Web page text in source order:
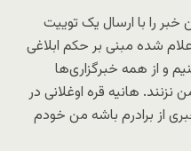
خبر را با ارسال یک توییت
شده مبنی بر حکم ابلاغی
و از همه خبرگزاری‌ها
هانیه قره اوغلانی در
از برادرم باشه من خودم